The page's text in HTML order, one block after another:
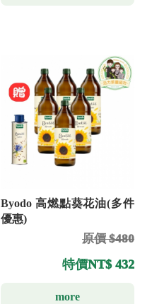
Byodo 高燃點葵花油(多件
優惠)
原價 $480
特價NT$ 432
more